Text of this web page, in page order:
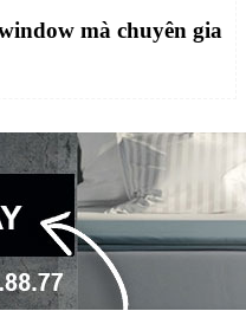
mà chuyên gia